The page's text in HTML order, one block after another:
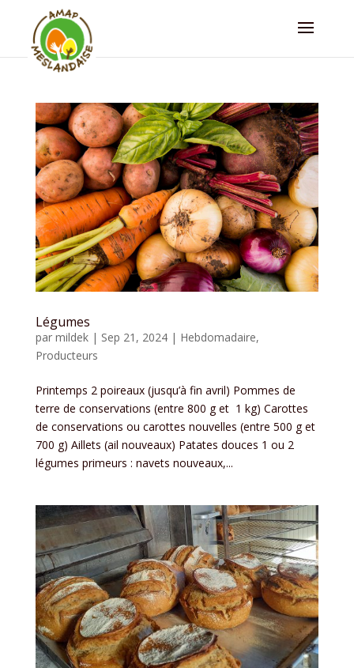
Légumes
par mildek| Sep 21, 2024| Hebdomadaire,
Producteurs
Printemps 2 poireaux (jusqu’à fin avril) Pommes de
terre de conservations (entre 800 g et 1 kg) Carottes
de conservations ou carottes nouvelles (entre 500 g et
700 g) Aillets (ail nouveaux) Patates douces 1 ou 2
légumes primeurs : navets nouveaux,...